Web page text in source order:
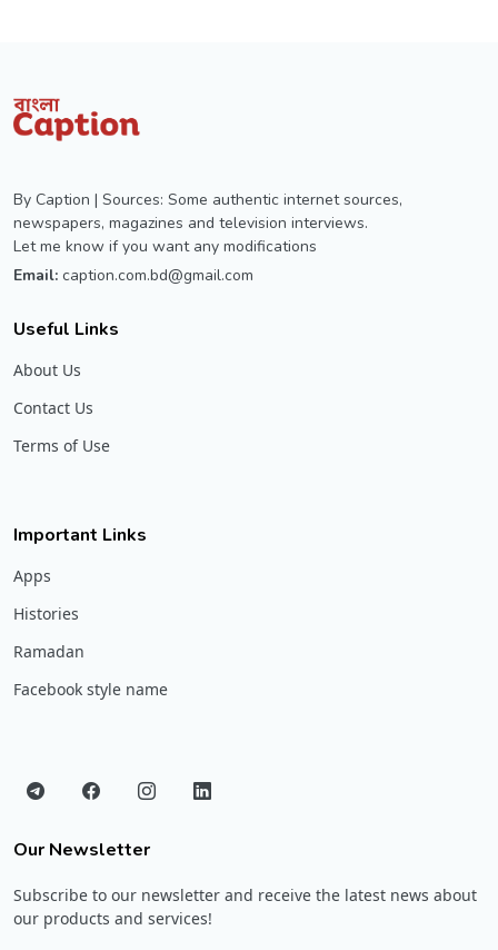
By Caption | Sources: Some authentic internet sources,
newspapers, magazines and television interviews.
Let me know if you want any modifications
Email: caption.com.bd@gmail.com
Useful Links
About Us
Contact Us
Terms of Use
Important Links
Apps
Histories
Ramadan
Facebook style name
Our Newsletter
Subscribe to our newsletter and receive the latest news about
our products and services!